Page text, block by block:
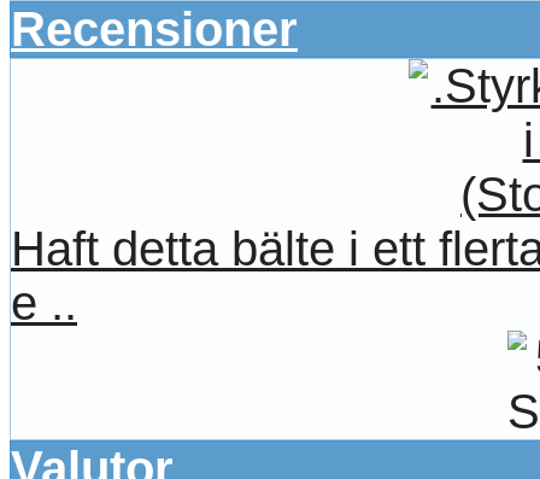
Recensioner
Haft detta bälte i ett
e ..
Valutor